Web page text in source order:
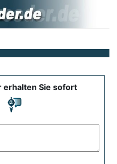
erhalten Sie sofort